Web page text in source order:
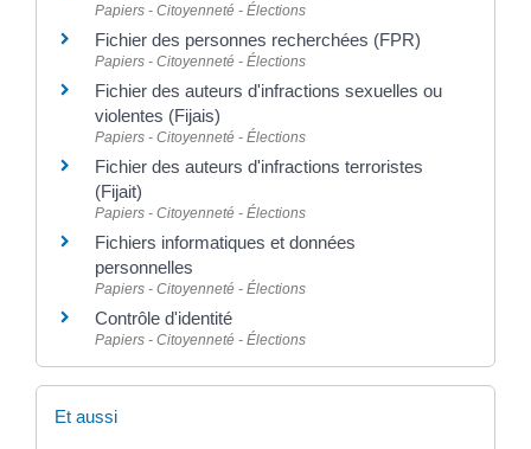
Papiers - Citoyenneté - Élections
Fichier des personnes recherchées (FPR)
Papiers - Citoyenneté - Élections
Fichier des auteurs d'infractions sexuelles ou
violentes (Fijais)
Papiers - Citoyenneté - Élections
Fichier des auteurs d'infractions terroristes
(Fijait)
Papiers - Citoyenneté - Élections
Fichiers informatiques et données
personnelles
Papiers - Citoyenneté - Élections
Contrôle d'identité
Papiers - Citoyenneté - Élections
Et aussi